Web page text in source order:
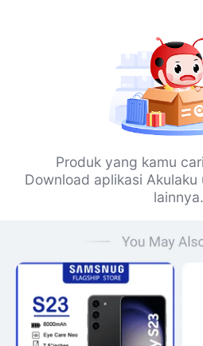
Produk yang kamu
Download aplikasi
lainnya.